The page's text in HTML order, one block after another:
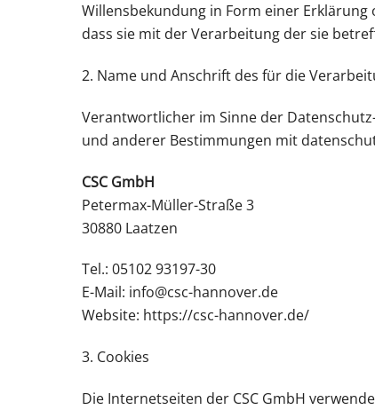
Willensbekundung in Form einer
dass sie mit der Verarbeitung der sie
2. Name und Anschrift des für die
Verantwortlicher im Sinne der
und anderer Bestimmungen mit
CSC GmbH
Petermax-Müller-Straße 3
30880 Laatzen
Tel.: 05102 93197-30
E-Mail: info@csc-hannover.de
Website: https://csc-hannover.de/
3. Cookies
Die Internetseiten der CSC GmbH